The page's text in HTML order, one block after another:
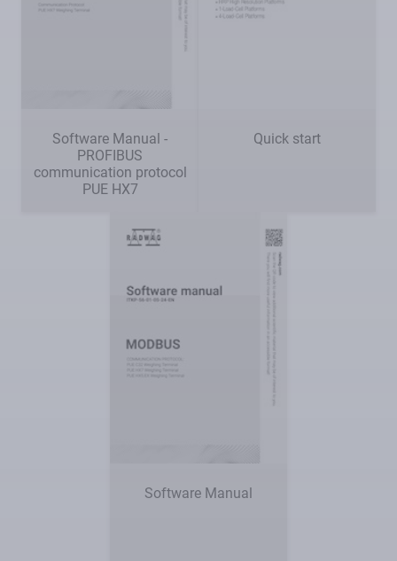
Software Manual -
PROFIBUS
communication protocol
PUE HX7
Quick start
Software Manual